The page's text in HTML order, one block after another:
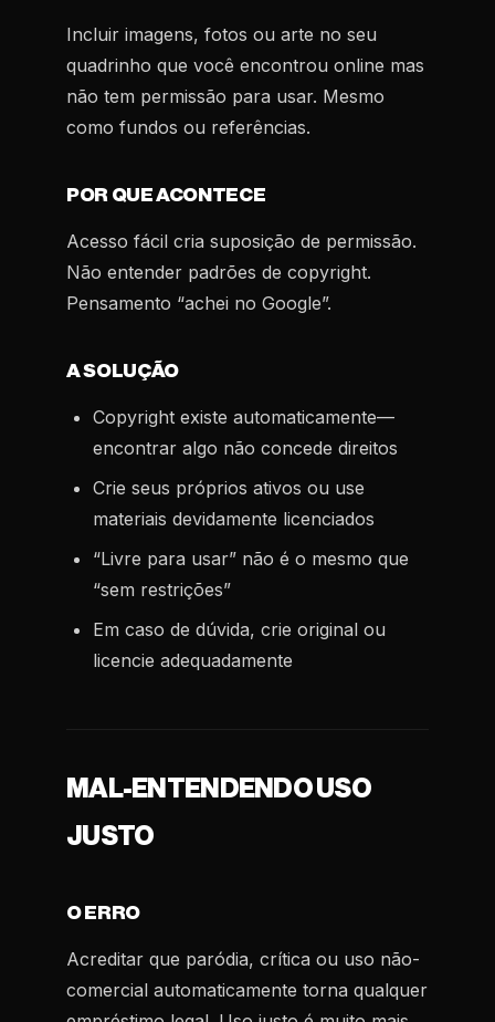
Incluir imagens, fotos ou arte no seu
quadrinho que você encontrou online mas
não tem permissão para usar. Mesmo
como fundos ou referências.
POR QUE ACONTECE
Acesso fácil cria suposição de permissão.
Não entender padrões de copyright.
Pensamento “achei no Google”.
A SOLUÇÃO
Copyright existe automaticamente—
encontrar algo não concede direitos
Crie seus próprios ativos ou use
materiais devidamente licenciados
“Livre para usar” não é o mesmo que
“sem restrições”
Em caso de dúvida, crie original ou
licencie adequadamente
MAL-ENTENDENDO USO
JUSTO
O ERRO
Acreditar que paródia, crítica ou uso não-
comercial automaticamente torna qualquer